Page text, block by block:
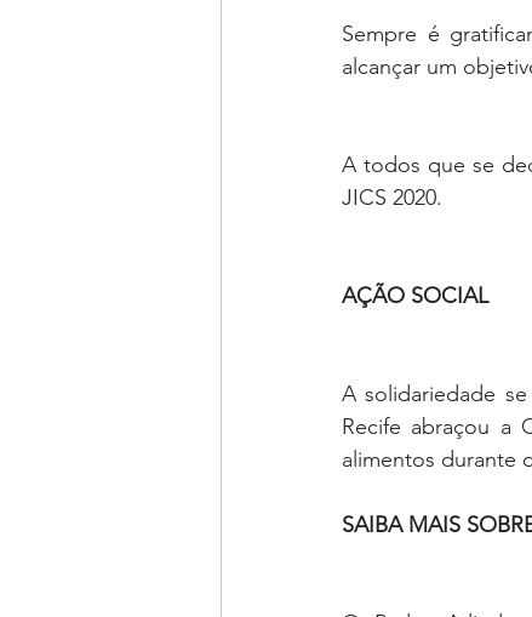
Sempre é
alcançar um
A todos que se
JICS 2020.
AÇÃO SOCIAL
A solidariedade
Recife abraçou a
alimentos durante
SAIBA MAIS